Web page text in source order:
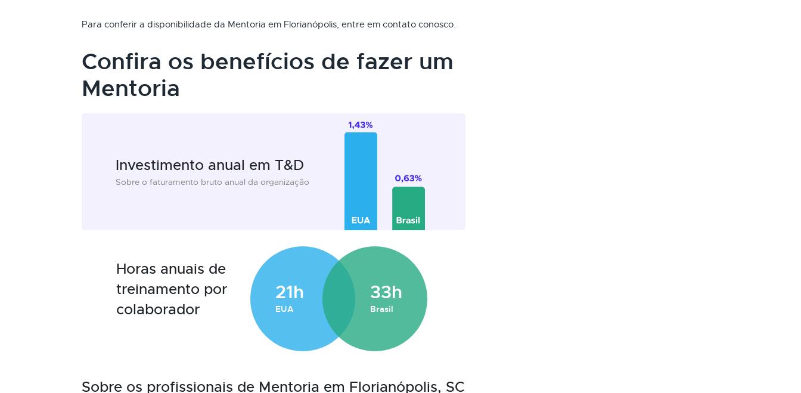
Para conferir a disponibilidade da Mentoria em Florianópolis, entre em contato conosco.
Confira os benefícios de fazer um
Mentoria
Investimento anual em T&D
Sobre o faturamento bruto anual da organização
Horas anuais de
treinamento por
colaborador
21h
EUA
33h
Brasil
Sobre os profissionais de Mentoria em Florianópolis, SC